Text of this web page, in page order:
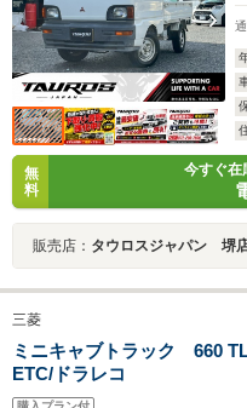
無
料
今すぐ在
販売店： タウロスジャパン 堺
三菱
ミニキャブトラック
ETC/ドラレコ